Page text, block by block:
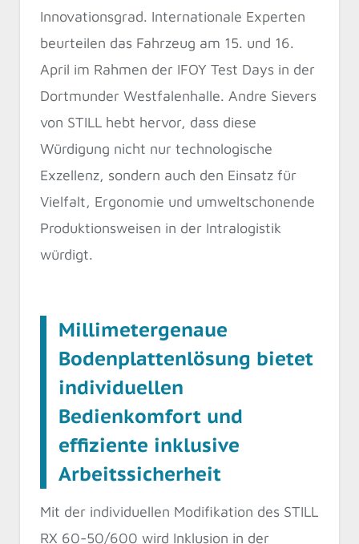
Innovationsgrad. Internationale Experten
beurteilen das Fahrzeug am 15. und 16.
April im Rahmen der IFOY Test Days in der
Dortmunder Westfalenhalle. Andre Sievers
von STILL hebt hervor, dass diese
Würdigung nicht nur technologische
Exzellenz, sondern auch den Einsatz für
Vielfalt, Ergonomie und umweltschonende
Produktionsweisen in der Intralogistik
würdigt.
Millimetergenaue
Bodenplattenlösung bietet
individuellen
Bedienkomfort und
effiziente inklusive
Arbeitssicherheit
Mit der individuellen Modifikation des STILL
RX 60-50/600 wird Inklusion in der